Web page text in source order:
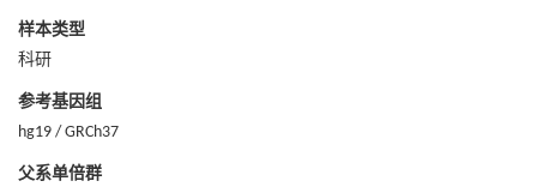
样本类型
科研
参考基因组
hg19 / GRCh37
父系单倍群